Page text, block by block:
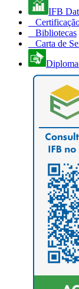
IFB
Bibliotecas
Carta de